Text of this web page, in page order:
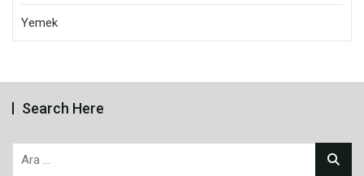
Yemek
Search Here
Arama: